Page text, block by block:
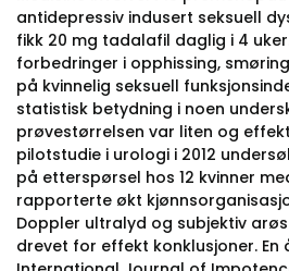
antidepressiv indusert seksuell
fikk 20 mg tadalafil daglig i 4
forbedringer i opphissing,
på kvinnelig seksuell
statistisk betydning i noen
prøvestørrelsen var liten og
pilotstudie i urologi i 2012
på etterspørsel hos 12 kvinner
rapporterte økt
Doppler ultralyd og subjektiv
drevet for effekt konklusjoner. En